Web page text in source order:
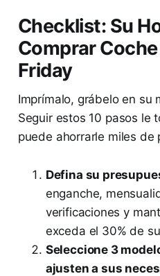
Checklist: Su
Comprar
Friday
Imprímalo, grábelo en su
Seguir estos 10 pasos le
puede ahorrarle miles de
Defina su
enganche,
verificaciones y
exceda el 30% de
Seleccione 3
ajusten a sus